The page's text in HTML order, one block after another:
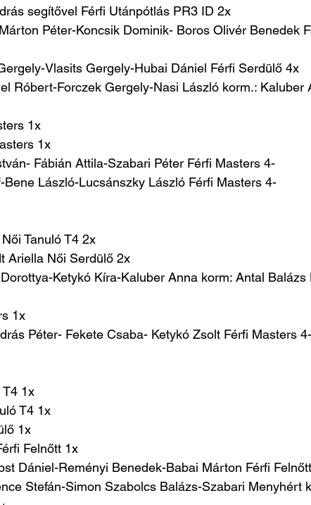
segítővel Férfi Utánpótlás PR3 ID 2x
Péter-Koncsik Dominik- Boros Olivér Benedek
Vlasits Gergely-Hubai Dániel Férfi Serdülő 4x
Róbert-Forczek Gergely-Nasi László korm.: Kaluber
1x
1x
Fábián Attila-Szabari Péter Férfi Masters 4-
Bene László-Lucsánszky László Férfi Masters 4-
Tanuló T4 2x
Ariella Női Serdülő 2x
Ketykó Kíra-Kaluber Anna korm: Antal Balázs
1x
Péter- Fekete Csaba- Ketykó Zsolt Férfi Masters 4-
T4 1x
T4 1x
1x
Felnőtt 1x
Dániel-Reményi Benedek-Babai Márton Férfi
Stefán-Simon Szabolcs Balázs-Szabari Menyhért